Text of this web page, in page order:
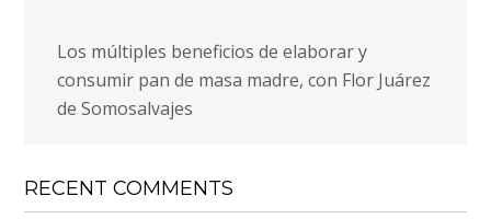
Los múltiples beneficios de elaborar y
consumir pan de masa madre, con Flor Juárez
de Somosalvajes
RECENT COMMENTS